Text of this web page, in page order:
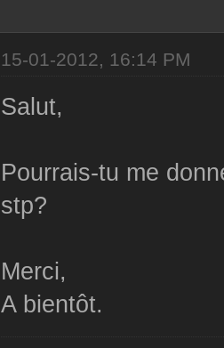
15-01-2012, 16:14 PM
Salut,
Pourrais-tu me
stp?
Merci,
A bientôt.